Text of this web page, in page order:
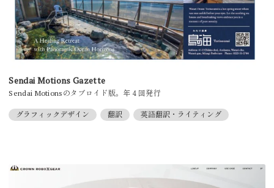
Sendai Motions Gazette
Sendai Motionsのタブロイド版。年４回発行
グラフィックデザイン 翻訳 英語翻訳・ライティング